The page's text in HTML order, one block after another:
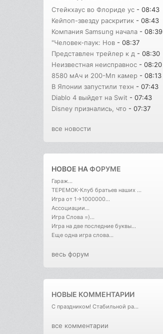
Стейкхаус во Флориде ус - 08:43
Кейпоп-звезду раскритик - 08:43
Компания Samsung начала - 08:39
"Человек-паук: Нов - 08:37
Представлен трейлер к д - 08:30
Неизвестная неисправнос - 08:20
8580 мАч и 200-Мп камер - 08:13
В Японии запустили техн - 07:43
Diablo 4 выйдет на Swit - 07:43
Disney признались, что - 07:37
все новости
НОВОЕ НАФОРУМЕ
Гараж...
ТЕРЕМОК-Клуб братьев наших ...
Игра от 1->1000000...
Ассоциации...
Игра Слова =)...
Игра на две последние буквы...
Еще одна игра слова...
весь форум
НОВЫЕ КОММЕНТАРИИ
С праздником! Стабильной ра...
все комментарии